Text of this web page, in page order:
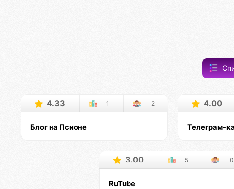
4.33 2
1
Блог на Псионе
4.00
Телеграм-
3.00 0
5
RuTube